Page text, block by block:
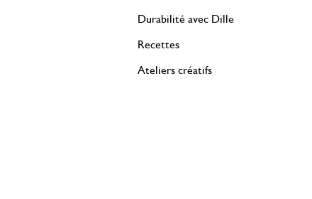
Durabilité avec Dille
Recettes
Ateliers créatifs